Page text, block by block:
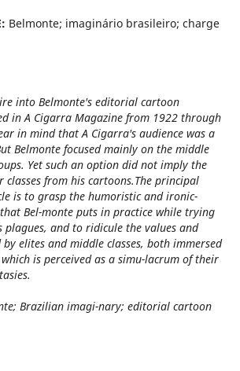
Belmonte; imaginário brasileiro; charge
into Belmonte's editorial cartoon
in A Cigarra Magazine from 1922 through
in mind that A Cigarra's audience was a
Belmonte focused mainly on the middle
Yet such an option did not imply the
classes from his cartoons.The principal
is to grasp the humoristic and ironic-
Bel-monte puts in practice while trying
plagues, and to ridicule the values and
elites and middle classes, both immersed
is perceived as a simu-lacrum of their
Brazilian imagi-nary; editorial cartoon